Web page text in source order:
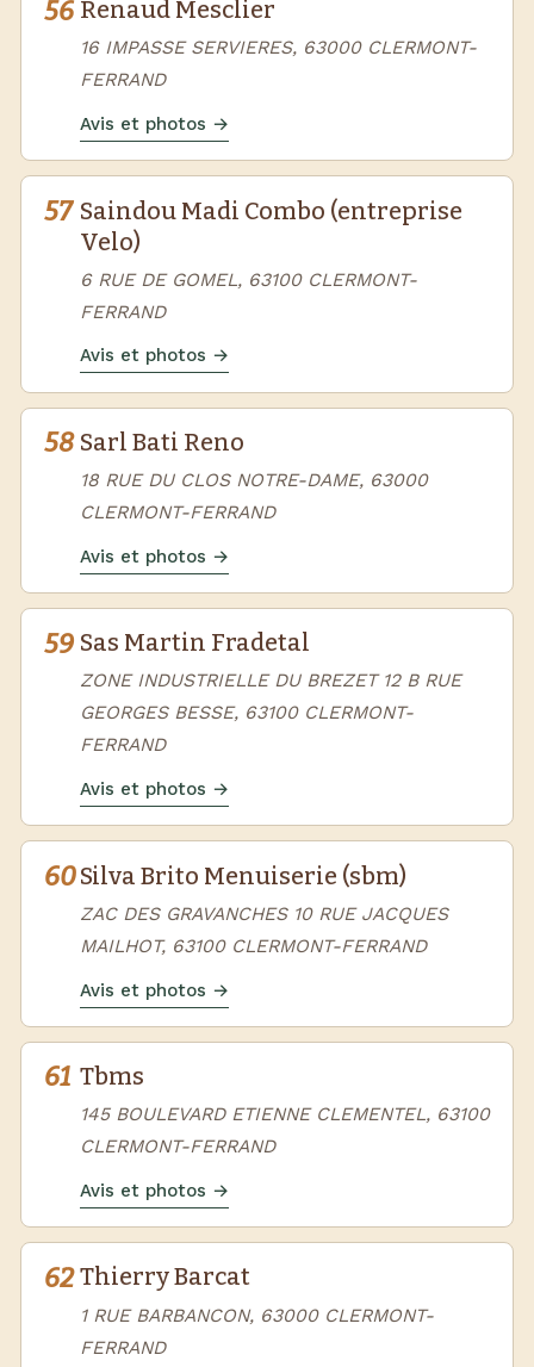
56 Renaud Mesclier
16 IMPASSE SERVIERES, 63000 CLERMONT-
FERRAND
Avis et photos →
57 Saindou Madi Combo (entreprise
Velo)
6 RUE DE GOMEL, 63100 CLERMONT-
FERRAND
Avis et photos →
58 Sarl Bati Reno
18 RUE DU CLOS NOTRE-DAME, 63000
CLERMONT-FERRAND
Avis et photos →
59 Sas Martin Fradetal
ZONE INDUSTRIELLE DU BREZET 12 B RUE
GEORGES BESSE, 63100 CLERMONT-
FERRAND
Avis et photos →
60Silva Brito Menuiserie (sbm)
ZAC DES GRAVANCHES 10 RUE JACQUES
MAILHOT, 63100 CLERMONT-FERRAND
Avis et photos →
61 Tbms
145 BOULEVARD ETIENNE CLEMENTEL, 63100
CLERMONT-FERRAND
Avis et photos →
62 Thierry Barcat
1 RUE BARBANCON, 63000 CLERMONT-
FERRAND